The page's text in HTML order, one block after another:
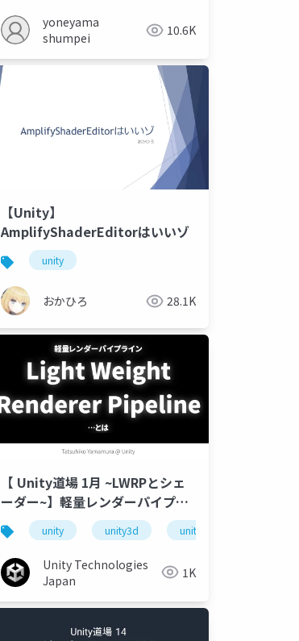
yoneyama
shumpei
10.6K
【Unity】
AmplifyShaderEditorはいいゾ
unity
おかひろ 28.1K
shader unity道場 unitydojo
【 Unity道場 1月 ~LWRPとシェ
ーダー~】軽量レンダーパイプラ
イン、Light Weight Renderer
Pipeline…とは
unity unity3d unity道場
Unity Technologies
Japan
1K